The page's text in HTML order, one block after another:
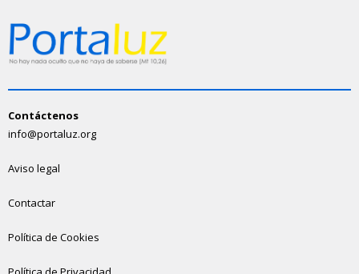
Contáctenos
info@portaluz.org
Aviso legal
Contactar
Política de Cookies